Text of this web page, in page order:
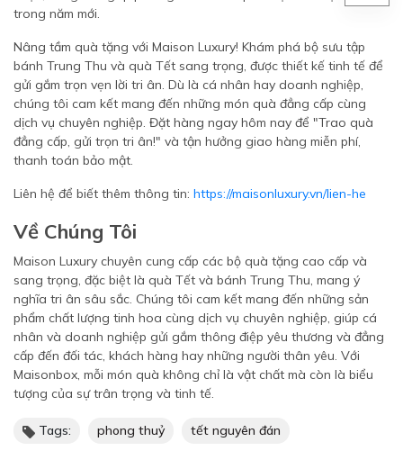
trong năm mới.
Nâng tầm quà tặng với Maison Luxury! Khám phá bộ sưu tập
bánh Trung Thu và quà Tết sang trọng, được thiết kế tinh tế để
gửi gắm trọn vẹn lời tri ân. Dù là cá nhân hay doanh nghiệp,
chúng tôi cam kết mang đến những món quà đẳng cấp cùng
dịch vụ chuyên nghiệp. Đặt hàng ngay hôm nay để "Trao quà
đẳng cấp, gửi trọn tri ân!" và tận hưởng giao hàng miễn phí,
thanh toán bảo mật.
Liên hệ để biết thêm thông tin: https://maisonluxury.vn/lien-he
Về Chúng Tôi
Maison Luxury chuyên cung cấp các bộ quà tặng cao cấp và
sang trọng, đặc biệt là quà Tết và bánh Trung Thu, mang ý
nghĩa tri ân sâu sắc. Chúng tôi cam kết mang đến những sản
phẩm chất lượng tinh hoa cùng dịch vụ chuyên nghiệp, giúp cá
nhân và doanh nghiệp gửi gắm thông điệp yêu thương và đẳng
cấp đến đối tác, khách hàng hay những người thân yêu. Với
Maisonbox, mỗi món quà không chỉ là vật chất mà còn là biểu
tượng của sự trân trọng và tinh tế.
Tags: phong thuỷ tết nguyên đán